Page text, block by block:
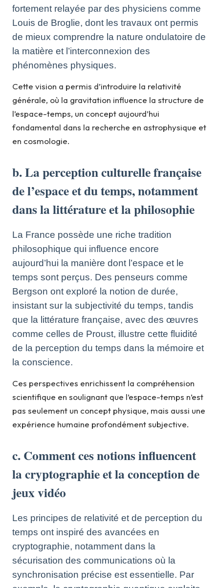
fortement relayée par des physiciens comme
Louis de Broglie, dont les travaux ont permis
de mieux comprendre la nature ondulatoire de
la matière et l’interconnexion des
phénomènes physiques.
Cette vision a permis d’introduire la relativité
générale, où la gravitation influence la structure de
l’espace-temps, un concept aujourd’hui
fondamental dans la recherche en astrophysique et
en cosmologie.
b. La perception culturelle française
de l’espace et du temps, notamment
dans la littérature et la philosophie
La France possède une riche tradition
philosophique qui influence encore
aujourd’hui la manière dont l’espace et le
temps sont perçus. Des penseurs comme
Bergson ont exploré la notion de durée,
insistant sur la subjectivité du temps, tandis
que la littérature française, avec des œuvres
comme celles de Proust, illustre cette fluidité
de la perception du temps dans la mémoire et
la conscience.
Ces perspectives enrichissent la compréhension
scientifique en soulignant que l’espace-temps n’est
pas seulement un concept physique, mais aussi une
expérience humaine profondément subjective.
c. Comment ces notions influencent
la cryptographie et la conception de
jeux vidéo
Les principes de relativité et de perception du
temps ont inspiré des avancées en
cryptographie, notamment dans la
sécurisation des communications où la
synchronisation précise est essentielle. Par